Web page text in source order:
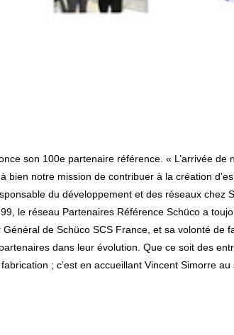
bien notre mission de contribuer à la création
du développement et des réseaux chez
le réseau Partenaires Référence Schüco a
Général de Schüco SCS France, et sa volonté de
dans leur évolution. Que ce soit des
fabrication ; c’est en accueillant Vincent Simorre